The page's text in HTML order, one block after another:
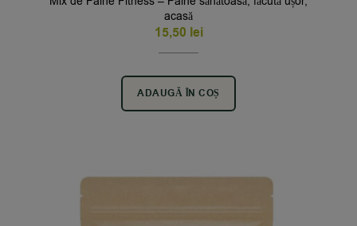
acasă
15,50 lei
ADAUGĂ ÎN COȘ